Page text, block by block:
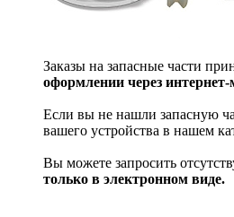
Заказы на запасные части
оформлении через интернет-
Если вы не нашли запасную
вашего устройства в нашем
Вы можете запросить
только в электронном виде.